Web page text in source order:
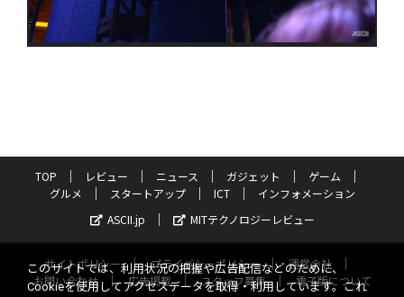
TOP レビュー ニュース ガジェット
ゲーム
グルメ
スタートアップ ICT
インフォメーション
ASCII.jp
MITテクノロジーレビュー
サイトポリシー プライバシーポリシー
運営会社
お問い合わせ
広告掲載 スタッフ募集
電子版について
このサイトでは、利用状況の把握や広告配信などのために、
Cookieを使用してアクセスデータを取得・利用しています。これ